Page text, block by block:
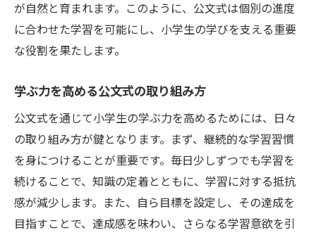
が自然と育まれます。このように、公文式は個別の進度
に合わせた学習を可能にし、小学生の学びを支える重要
な役割を果たします。
学ぶ力を高める公文式の取り組み方
公文式を通じて小学生の学ぶ力を高めるためには、日々
の取り組み方が鍵となります。まず、継続的な学習習慣
を身につけることが重要です。毎日少しずつでも学習を
続けることで、知識の定着とともに、学習に対する抵抗
感が減少します。また、自ら目標を設定し、その達成を
目指すことで、達成感を味わい、さらなる学習意欲を引